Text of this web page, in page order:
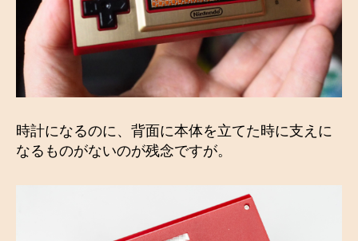
時計になるのに、背面に本体を立てた時に支えに
なるものがないのが残念ですが。